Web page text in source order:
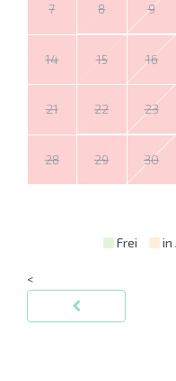
7 8 9
14 15 16
21 22 23
28 29 30
Frei in
<